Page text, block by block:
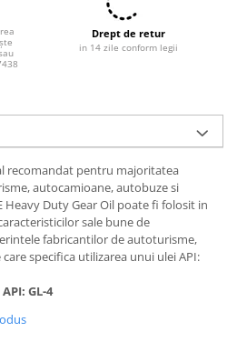
Drept de retur
in 14 zile conform legii
recomandat pentru majoritatea
autocamioane, autobuze si
Heavy Duty Gear Oil poate fi folosit in
sale bune de
fabricantilor de autoturisme,
specifica utilizarea unui ulei API:
GL-4